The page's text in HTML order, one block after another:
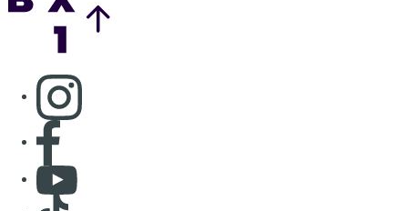
Consulter page Instagram
Consulter page Facebook
Consulter Youtube
Consulter TikTok